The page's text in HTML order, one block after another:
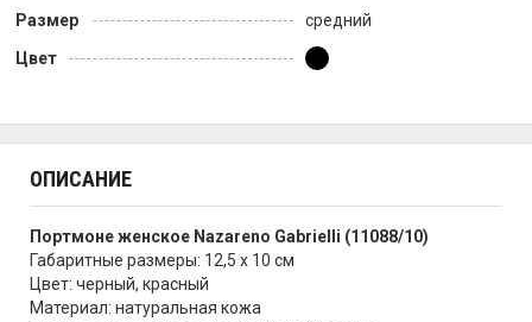
Размер
средний
Цвет
ОПИСАНИЕ
Портмоне женское Nazareno Gabrielli (11088/10)
Габаритные размеры: 12,5 x 10 cм
Цвет: черный, красный
Материал: натуральная кожа